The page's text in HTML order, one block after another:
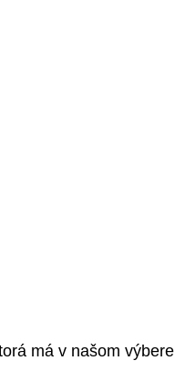
má v našom výbere